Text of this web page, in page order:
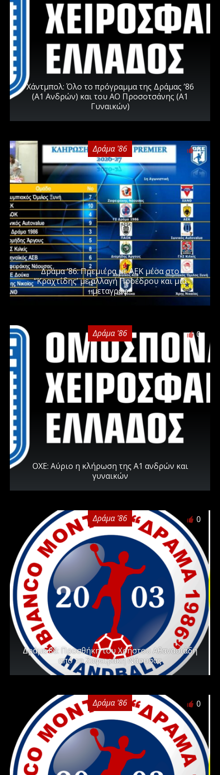
Χάντμπολ: Όλο το πρόγραμμα της Δράμας ’86
(Α1 Ανδρών) και του ΑΟ Προσοτσάνης (Α1
Γυναικών)
Δράμα '86 0
Δράμα ’86: Πρεμιέρα με ΑΕΚ μέσα στο
“Κραχτίδης’ με αλλαγή Προέδρου και μια
μεταγραφ
Δράμα '86 0
ΟΧΕ: Αύριο η κλήρωση της Α1 ανδρών και
γυναικών
Δράμα '86 0
Δράμα ΄86: Προσθήκη του Χρήστου Αθανασιάδη
από το Ζαφειράκη Νάουσας
Δράμα '86 0